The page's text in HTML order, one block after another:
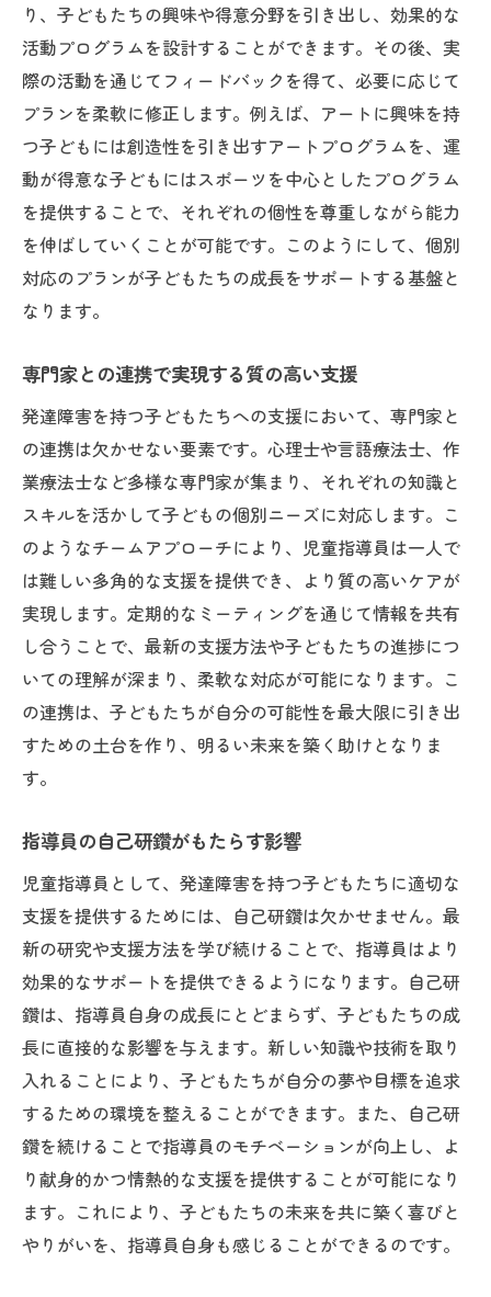
り、子どもたちの興味や得意分野を引き出し、効果的な
活動プログラムを設計することができます。その後、実
際の活動を通じてフィードバックを得て、必要に応じて
プランを柔軟に修正します。例えば、アートに興味を持
つ子どもには創造性を引き出すアートプログラムを、運
動が得意な子どもにはスポーツを中心としたプログラム
を提供することで、それぞれの個性を尊重しながら能力
を伸ばしていくことが可能です。このようにして、個別
対応のプランが子どもたちの成長をサポートする基盤と
なります。
専門家との連携で実現する質の高い支援
発達障害を持つ子どもたちへの支援において、専門家と
の連携は欠かせない要素です。心理士や言語療法士、作
業療法士など多様な専門家が集まり、それぞれの知識と
スキルを活かして子どもの個別ニーズに対応します。こ
のようなチームアプローチにより、児童指導員は一人で
は難しい多角的な支援を提供でき、より質の高いケアが
実現します。定期的なミーティングを通じて情報を共有
し合うことで、最新の支援方法や子どもたちの進捗につ
いての理解が深まり、柔軟な対応が可能になります。こ
の連携は、子どもたちが自分の可能性を最大限に引き出
すための土台を作り、明るい未来を築く助けとなりま
す。
指導員の自己研鑽がもたらす影響
児童指導員として、発達障害を持つ子どもたちに適切な
支援を提供するためには、自己研鑽は欠かせません。最
新の研究や支援方法を学び続けることで、指導員はより
効果的なサポートを提供できるようになります。自己研
鑽は、指導員自身の成長にとどまらず、子どもたちの成
長に直接的な影響を与えます。新しい知識や技術を取り
入れることにより、子どもたちが自分の夢や目標を追求
するための環境を整えることができます。また、自己研
鑽を続けることで指導員のモチベーションが向上し、よ
り献身的かつ情熱的な支援を提供することが可能になり
ます。これにより、子どもたちの未来を共に築く喜びと
やりがいを、指導員自身も感じることができるのです。